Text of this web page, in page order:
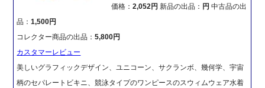
価格：2,052円新品の出品： 円 中古品の出
品：1,500円
コレクター商品の出品：5,800円
カスタマーレビュー
美しいグラフィックデザイン、ユニコーン、サクランボ、幾何学、宇宙
柄のセパレートビキニ、競泳タイプのワンピースのスウィムウェア水着